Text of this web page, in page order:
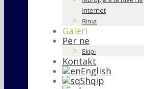
Internet
Rinia
Galeri
Për ne
Ekipi
Kontakt
English
Shqip